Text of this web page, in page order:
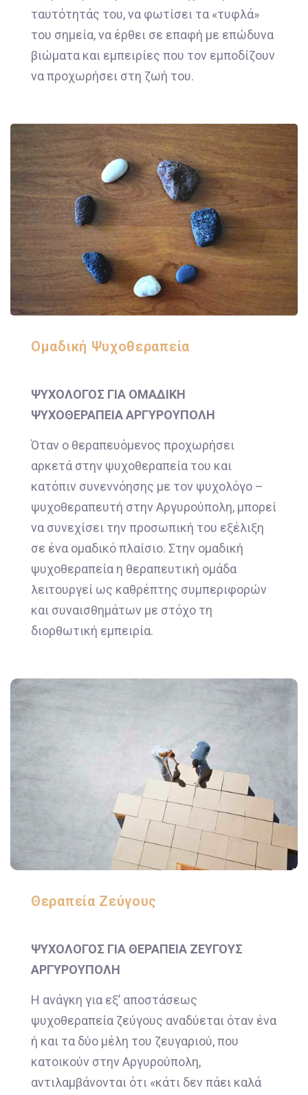
ταυτότητάς του, να φωτίσει τα «τυφλά»
του σημεία, να έρθει σε επαφή με επώδυνα
βιώματα και εμπειρίες που τον εμποδίζουν
να προχωρήσει στη ζωή του.
Ομαδική Ψυχοθεραπεία
ΨΥΧΟΛΟΓΟΣ ΓΙΑ ΟΜΑΔΙΚΗ
ΨΥΧΟΘΕΡΑΠΕΙΑ ΑΡΓΥΡΟΥΠΟΛΗ
Όταν ο θεραπευόμενος προχωρήσει
αρκετά στην ψυχοθεραπεία του και
κατόπιν συνεννόησης με τον ψυχολόγο –
ψυχοθεραπευτή στην Αργυρούπολη, μπορεί
να συνεχίσει την προσωπική του εξέλιξη
σε ένα ομαδικό πλαίσιο. Στην ομαδική
ψυχοθεραπεία η θεραπευτική ομάδα
λειτουργεί ως καθρέπτης συμπεριφορών
και συναισθημάτων με στόχο τη
διορθωτική εμπειρία.
Θεραπεία Ζεύγους
ΨΥΧΟΛΟΓΟΣ ΓΙΑ ΘΕΡΑΠΕΙΑ ΖΕΥΓΟΥΣ
ΑΡΓΥΡΟΥΠΟΛΗ
Η ανάγκη για εξ’ αποστάσεως
ψυχοθεραπεία ζεύγους αναδύεται όταν ένα
ή και τα δύο μέλη του ζευγαριού, που
κατοικούν στην Αργυρούπολη,
αντιλαμβάνονται ότι «κάτι δεν πάει καλά